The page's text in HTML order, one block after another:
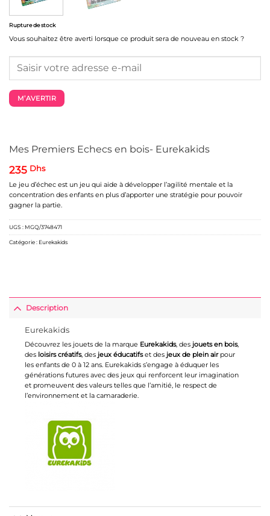
Mes Premiers Echecs en bois- Eurekakids
235 Dhs
Le jeu d’échec est un jeu qui aide à développer l’agilité mentale et la
concentration des enfants en plus d’apporter une stratégie pour pouvoir
gagner la partie.
Rupture de stock
Vous souhaitez être averti lorsque ce produit sera de nouveau en stock ?
M’AVERTIR
UGS : MGQ/3748471
Catégorie : Eurekakids
Description
Eurekakids
Découvrez les jouets de la marque Eurekakids, des jouets en bois,
des loisirs créatifs, des jeux éducatifset des jeux de plein airpour
les enfants de 0 à 12 ans. Eurekakids s’engage à éduquer les
générations futures avec des jeux qui renforcent leur imagination
et promeuvent des valeurs telles que l’amitié, le respect de
l’environnement et la camaraderie.